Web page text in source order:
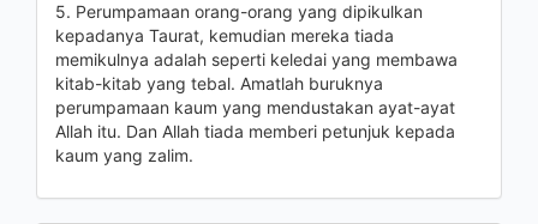
5. Perumpamaan orang-orang yang dipikulkan
kepadanya Taurat, kemudian mereka tiada
memikulnya adalah seperti keledai yang membawa
kitab-kitab yang tebal. Amatlah buruknya
perumpamaan kaum yang mendustakan ayat-ayat
Allah itu. Dan Allah tiada memberi petunjuk kepada
kaum yang zalim.